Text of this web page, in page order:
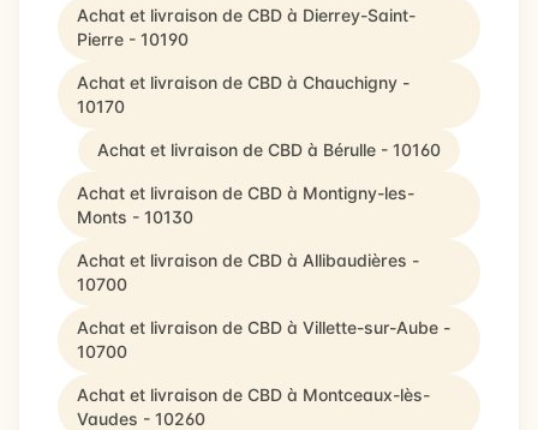
Achat et livraison de CBD à Dierrey-Saint-
Pierre - 10190
Achat et livraison de CBD à Chauchigny -
10170
Achat et livraison de CBD à Bérulle - 10160
Achat et livraison de CBD à Montigny-les-
Monts - 10130
Achat et livraison de CBD à Allibaudières -
10700
Achat et livraison de CBD à Villette-sur-Aube -
10700
Achat et livraison de CBD à Montceaux-lès-
Vaudes - 10260